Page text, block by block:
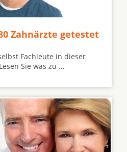
Zahnärzte getestet
Fachleute in dieser
Sie was zu ...